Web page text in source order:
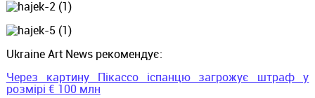
Ukraine Art News pекомендує:
Через картину Пікассо іспанцю загрожує штраф у
розмірі € 100 млн